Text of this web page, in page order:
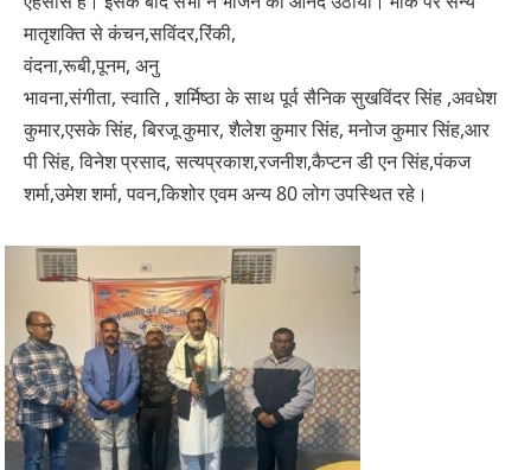
मातृशक्ति से कंचन,सविंदर,रिंकी,
वंदना,रूबी,पूनम, अनु
भावना,संगीता, स्वाति , शर्मिष्ठा के साथ पूर्व सैनिक सुखविंदर सिंह ,अवधेश
कुमार,एसके सिंह, बिरजू कुमार, शैलेश कुमार सिंह, मनोज कुमार सिंह,आर
पी सिंह, विनेश प्रसाद, सत्यप्रकाश,रजनीश,कैप्टन डी एन सिंह,पंकज
शर्मा,उमेश शर्मा, पवन,किशोर एवम अन्य 80 लोग उपस्थित रहे।